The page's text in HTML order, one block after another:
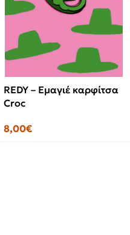
REDY – Εμαγιέ καρφίτσα
Croc
8,00€